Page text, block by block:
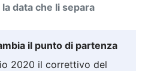
data che li separa
il punto di partenza
2020 il correttivo del